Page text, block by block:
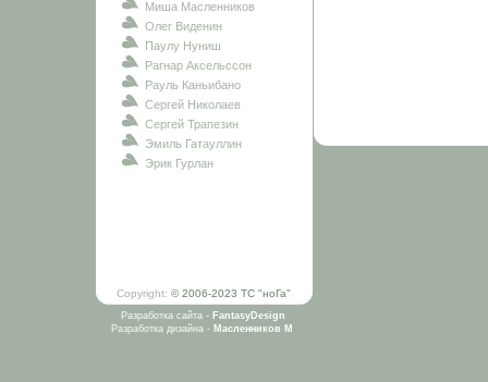
Миша Масленников
Олег Виденин
Паулу Нуниш
Рагнар Аксельссон
Рауль Каньибано
Сергей Николаев
Сергей Трапезин
Эмиль Гатауллин
Эрик Гурлан
Copyright: © 2006-2023 ТС "ноГа"
Разработка сайта - FantasyDesign
Разработка дизайна - Масленников М